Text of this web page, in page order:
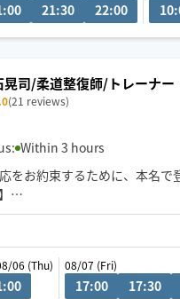
20:30 21:00 21:30
21:30 22:00
10:30 11:00 11:30
晃司/柔道整復師/トレーナー
(21 reviews)
Within 3 hours
応をお約束するために、本名で
、どのような環境でも、誠実
06 (Thu) 08/07 (Fri)
17:00 17:30